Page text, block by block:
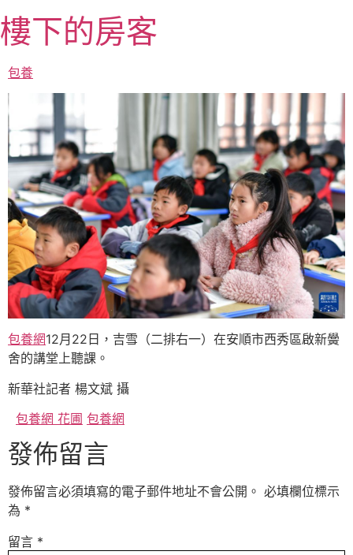
至
主
要
容
樓下的房客
包養
包養網12月22日，吉雪（二排右一）在安順市西秀區啟新黌
舍的講堂上聽課。
新華社記者 楊文斌 攝
包養網 花圃 包養網
發佈留言
發佈留言必須填寫的電子郵件地址不會公開。 必填欄位標示
為 *
留言 *